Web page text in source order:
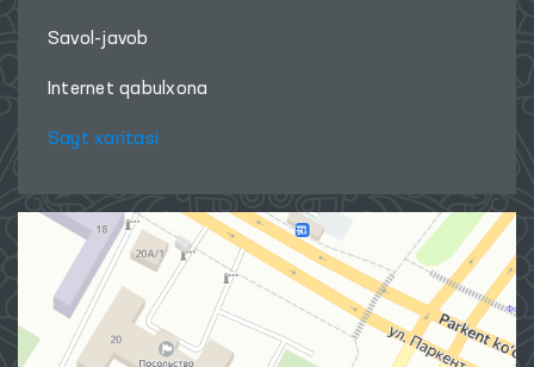
Savol-javob
Internet qabulxona
Sayt xaritasi